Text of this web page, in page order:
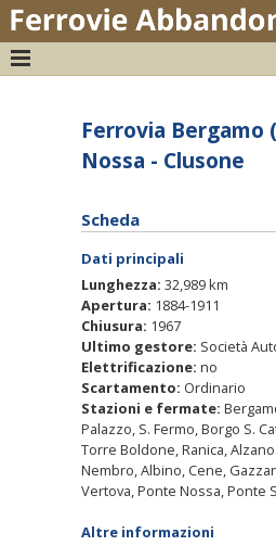
Ferrovia Bergamo
Nossa - Clusone
Scheda
Dati principali
Lunghezza: 32,989 km
Apertura: 1884-1911
Chiusura: 1967
Ultimo gestore: Società
Elettrificazione: no
Scartamento: Ordinario
Stazioni e fermate:
Palazzo, S. Fermo, Borgo S.
Torre Boldone, Ranica,
Nembro, Albino, Cene,
Vertova, Ponte Nossa, Ponte
Altre informazioni